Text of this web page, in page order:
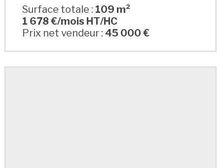
Surface totale : 109 m²
1 678 €/mois HT/HC
Prix net vendeur : 45 000 €